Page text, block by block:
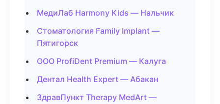
МедиЛаб Harmony Kids — Нальчик
Стоматология Family Implant —
Пятигорск
ООО ProfiDent Premium — Калуга
Дентал Health Expert — Абакан
ЗдравПункт Therapy MedArt —